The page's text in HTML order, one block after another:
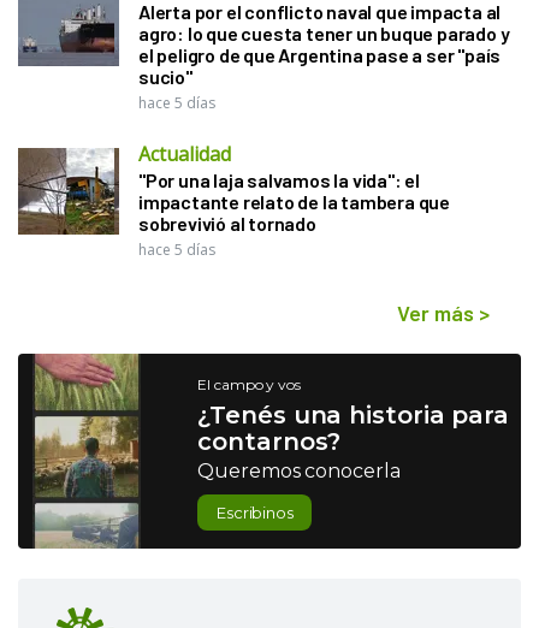
Alerta por el conflicto naval que impacta al
agro: lo que cuesta tener un buque parado y
el peligro de que Argentina pase a ser "país
sucio"
hace 5 días
Actualidad
"Por una laja salvamos la vida": el
impactante relato de la tambera que
sobrevivió al tornado
hace 5 días
Ver más >
El campo y vos
¿Tenés una historia para
contarnos?
Queremos conocerla
Escribinos